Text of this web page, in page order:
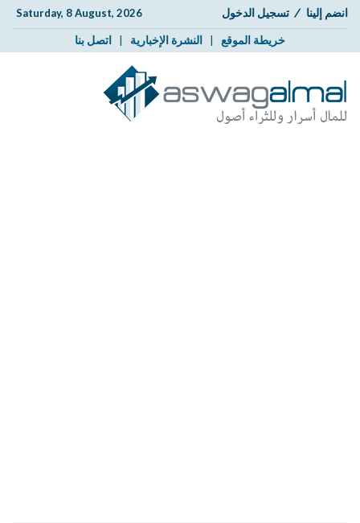
انضم إلينا / تسجيل الدخول Saturday, 8 August, 2026
خريطة الموقع | النشرة الإخبارية | اتصل بنا